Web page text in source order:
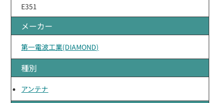
E351
メーカー
第一電波工業(DIAMOND)
種別
アンテナ